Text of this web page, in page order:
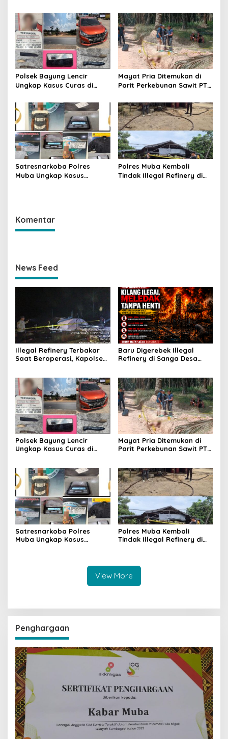
Penindakan dan
Pencegahan Terus
Dilakukan
Hukum Dipertanyakan
Polsek Bayung Lencir
Ungkap Kasus Curas di
Satu Pelaku Ditangkap Dua
Masih Diburu
Mayat Pria Ditemukan di
Parit Perkebunan Sawit PT
Selidiki Penyebab Kematian
Satresnarkoba Polres
Muba Ungkap Kasus
Polres Muba Kembali
Tindak Illegal Refinery di
Komentar
News Feed
Illegal Refinery Terbakar
Saat Beroperasi, Kapolsek
Pencegahan Terus
Dilakukan
Baru Digerebek Illegal
Refinery di Sanga Desa
Polsek Bayung Lencir
Ungkap Kasus Curas di
Masih Diburu
Mayat Pria Ditemukan di
Parit Perkebunan Sawit PT
Satresnarkoba Polres
Muba Ungkap Kasus
Polres Muba Kembali
Tindak Illegal Refinery di
View More
Penghargaan